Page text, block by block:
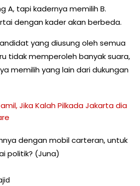
A, tapi kadernya memilih B.
dengan kader akan berbeda.
yang diusung oleh semua
tidak memperoleh banyak suara,
memilih yang lain dari dukungan
Jika Kalah Pilkada Jakarta dia
dengan mobil carteran, untuk
politik? (Juna)